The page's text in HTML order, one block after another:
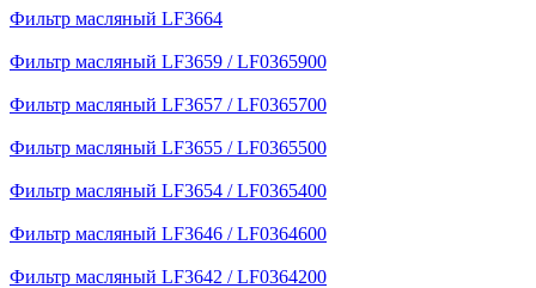
Фильтр масляный LF3664
Фильтр масляный LF3659 / LF0365900
Фильтр масляный LF3657 / LF0365700
Фильтр масляный LF3655 / LF0365500
Фильтр масляный LF3654 / LF0365400
Фильтр масляный LF3646 / LF0364600
Фильтр масляный LF3642 / LF0364200